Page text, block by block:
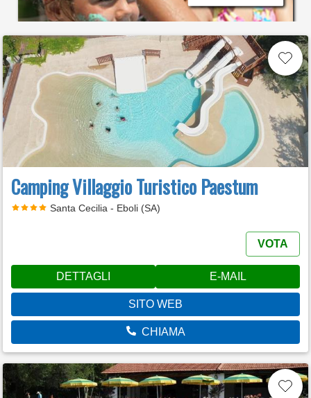
Camping Villaggio Turistico Paestum
Santa Cecilia - Eboli (SA)
VOTA
DETTAGLI E-MAIL
SITO WEB
CHIAMA